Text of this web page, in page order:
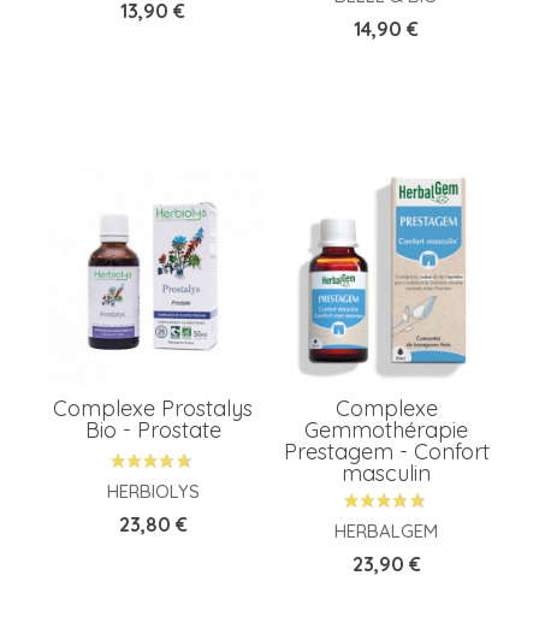
Prix
13,90 €
Prix
14,90 €
Complexe Prostalys
Bio - Prostate
HERBIOLYS
Prix
23,80 €
Complexe
Gemmothérapie
Prestagem - Confort
masculin
HERBALGEM
Prix
23,90 €